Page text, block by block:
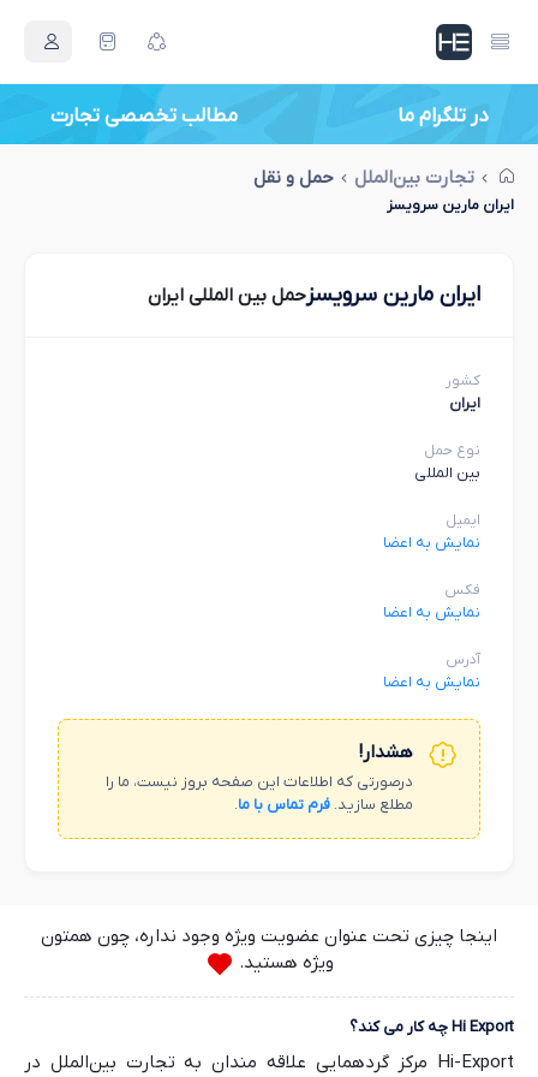
در تلگرام ما مطالب تخصصی تجارت
تجارت بین‌الملل حمل و نقل
ایران مارین سرویسز
ایران مارین سرویسزحمل بین المللی ایران
کشور
ایران
نوع حمل
بین المللی
ایمیل
نمایش به اعضا
فکس
نمایش به اعضا
آدرس
نمایش به اعضا
هشدار!
درصورتی که اطلاعات این صفحه بروز نیست، ما را
مطلع سازید. فرم تماس با ما.
اینجا چیزی تحت عنوان عضویت ویژه وجود نداره، چون همتون
ویژه هستید.
Hi Export چه کار می کند؟
Hi-Export مرکز گردهمایی علاقه مندان به تجارت بین‌الملل در